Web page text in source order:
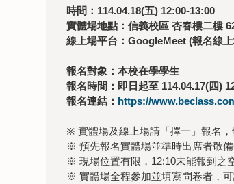
時間：114.04.18(五) 12:00-13:00
實體場地點：信義校區 杏春樓二樓
線上場平台：GoogleMeet (報名線
報名對象：本校在學學生
報名時間：即日起至 114.04.17(四)
報名連結： https://
※ 實體場及線上場請「擇一」報名，
※ 預先報名實體場並準時出席者敬
※ 現場位置有限，12:10未能報到之
※ 實體場全程參加並填寫問卷者，